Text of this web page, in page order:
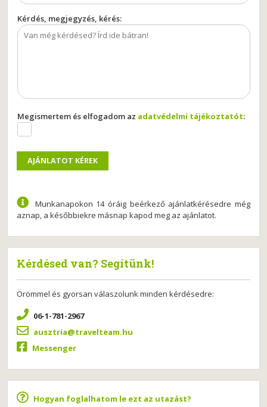
Kérdés, megjegyzés, kérés:
Megismertem és elfogadom az adatvédelmi tájékoztatót:
Munkanapokon 14 óráig beérkező ajánlatkérésedre még
aznap, a későbbiekre másnap kapod meg az ajánlatot.
Kérdésed van? Segítünk!
Örömmel és gyorsan válaszolunk minden kérdésedre:
06-1-781-2967
ausztria@travelteam.hu
Messenger
Hogyan foglalhatom le ezt az utazást?